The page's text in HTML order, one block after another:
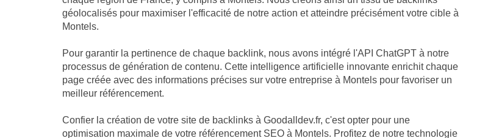
géolocalisés pour maximiser l'efficacité de notre action et atteindre précisément votre cible à
Montels.
Pour garantir la pertinence de chaque backlink, nous avons intégré l'API ChatGPT à notre
processus de génération de contenu. Cette intelligence artificielle innovante enrichit chaque
page créée avec des informations précises sur votre entreprise à Montels pour favoriser un
meilleur référencement.
Confier la création de votre site de backlinks à Goodalldev.fr, c'est opter pour une
optimisation maximale de votre référencement SEO à Montels. Profitez de notre technologie